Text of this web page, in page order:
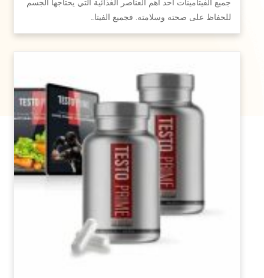
جميع الفيتامينات أحد أهم العناصر الغذائية التي يحتاجها الجسم
للحفاظ على صحته وسلامته. فجميع الفيتا…